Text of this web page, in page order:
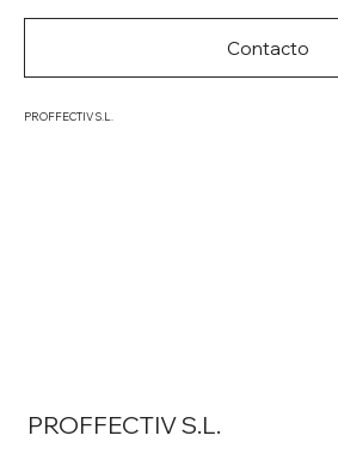
Contacto
PROFFECTIV S.L.
PROFFECTIV S.L.